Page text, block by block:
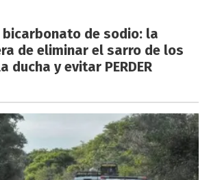
bicarbonato de sodio: la
de eliminar el sarro de los
ducha y evitar PERDER